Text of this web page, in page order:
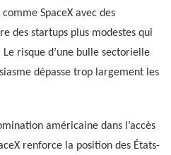
SpaceX avec des
des startups plus modestes qui
risque d’une bulle sectorielle
dépasse trop largement les
américaine dans l’accès
renforce la position des États-